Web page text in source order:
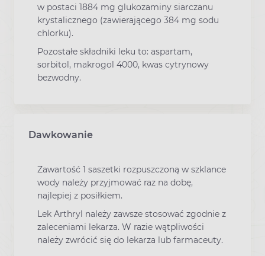
w postaci 1884 mg glukozaminy siarczanu
krystalicznego (zawierającego 384 mg sodu
chlorku).
Pozostałe składniki leku to: aspartam,
sorbitol, makrogol 4000, kwas cytrynowy
bezwodny.
Dawkowanie
Zawartość 1 saszetki rozpuszczoną w szklance
wody należy przyjmować raz na dobę,
najlepiej z posiłkiem.
Lek Arthryl należy zawsze stosować zgodnie z
zaleceniami lekarza. W razie wątpliwości
należy zwrócić się do lekarza lub farmaceuty.